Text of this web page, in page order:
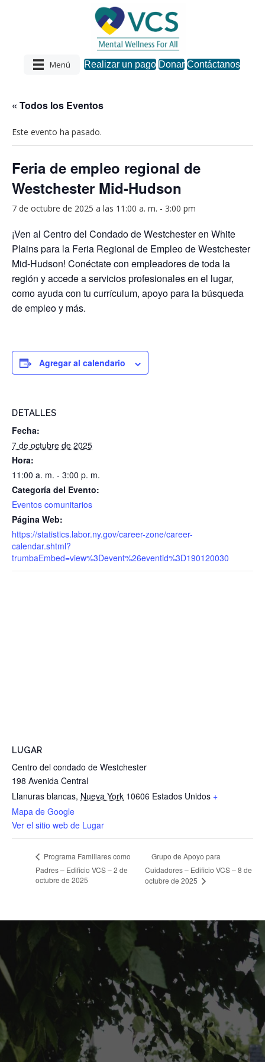
Realizar un pago Donar Contáctanos
Menú
« Todos los Eventos
Este evento ha pasado.
Feria de empleo regional de
Westchester Mid-Hudson
7 de octubre de 2025 a las 11:00 a. m. - 3:00 pm
¡Ven al Centro del Condado de Westchester en White
Plains para la Feria Regional de Empleo de Westchester
Mid-Hudson! Conéctate con empleadores de toda la
región y accede a servicios profesionales en el lugar,
como ayuda con tu currículum, apoyo para la búsqueda
de empleo y más.
Agregar al calendario
DETALLES
Fecha:
7 de octubre de 2025
Hora:
11:00 a. m. - 3:00 p. m.
Categoría del Evento:
Eventos comunitarios
Página Web:
https://statistics.labor.ny.gov/career-zone/career-
calendar.shtml?
trumbaEmbed=view%3Devent%26eventid%3D190120030
LUGAR
Centro del condado de Westchester
198 Avenida Central
Llanuras blancas, Nueva York 10606 Estados Unidos +
Mapa de Google
Ver el sitio web de Lugar
Programa Familiares como
Padres – Edificio VCS – 2 de
octubre de 2025
Grupo de Apoyo para
Cuidadores – Edificio VCS – 8 de
octubre de 2025